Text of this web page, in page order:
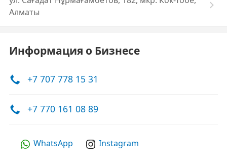
Алматы
Информация о Бизнесе
+7 707 778 15 31
+7 770 161 08 89
WhatsApp Instagram